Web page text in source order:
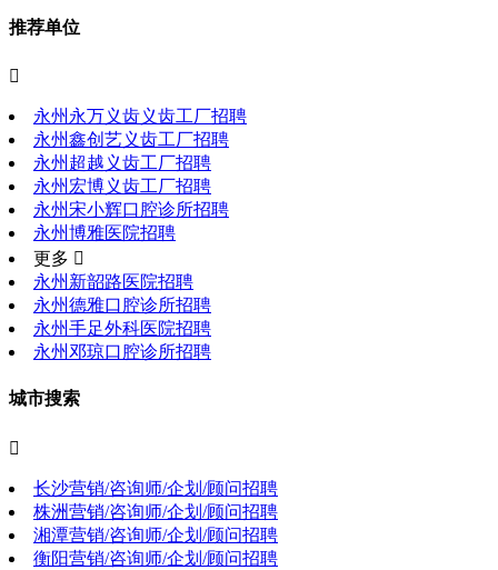
推荐单位

永州永万义齿义齿工厂招聘
永州鑫创艺义齿工厂招聘
永州超越义齿工厂招聘
永州宏博义齿工厂招聘
永州宋小辉口腔诊所招聘
永州博雅医院招聘
更多 
永州新韶路医院招聘
永州德雅口腔诊所招聘
永州手足外科医院招聘
永州邓琼口腔诊所招聘
城市搜索

长沙营销/咨询师/企划/顾问招聘
株洲营销/咨询师/企划/顾问招聘
湘潭营销/咨询师/企划/顾问招聘
衡阳营销/咨询师/企划/顾问招聘